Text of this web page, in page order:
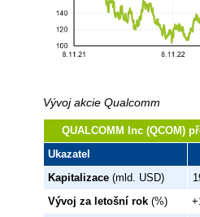
Vývoj akcie Qualcomm
QUALCOMM Inc (QCOM)
Ukazatel
Kapitalizace (mld. USD)
Vývoj za letošní rok (%)